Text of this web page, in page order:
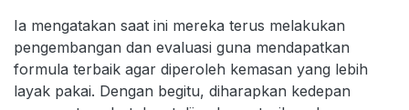
Ia mengatakan saat ini mereka terus melakukan
pengembangan dan evaluasi guna mendapatkan
formula terbaik agar diperoleh kemasan yang lebih
layak pakai. Dengan begitu, diharapkan kedepan